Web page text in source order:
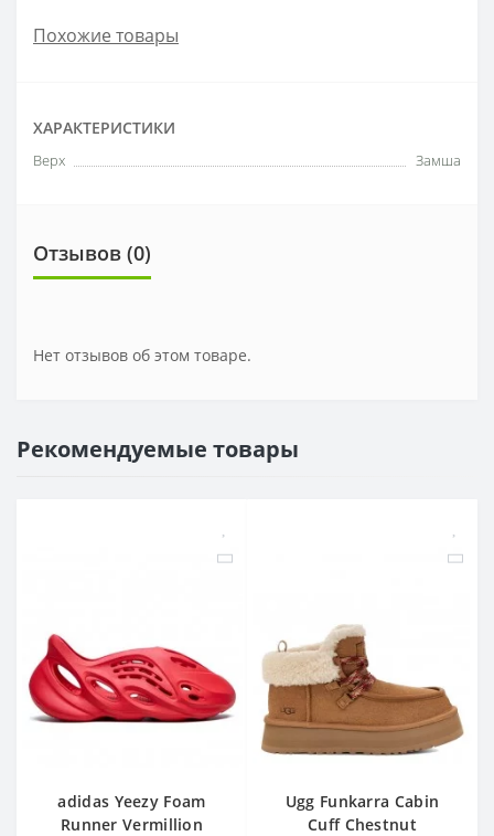
Похожие товары
ХАРАКТЕРИСТИКИ
Верх Замша
Отзывов (0)
Нет отзывов об этом товаре.
Рекомендуемые товары
adidas Yeezy Foam
Runner Vermillion
Ugg Funkarra Cabin
Cuff Chestnut